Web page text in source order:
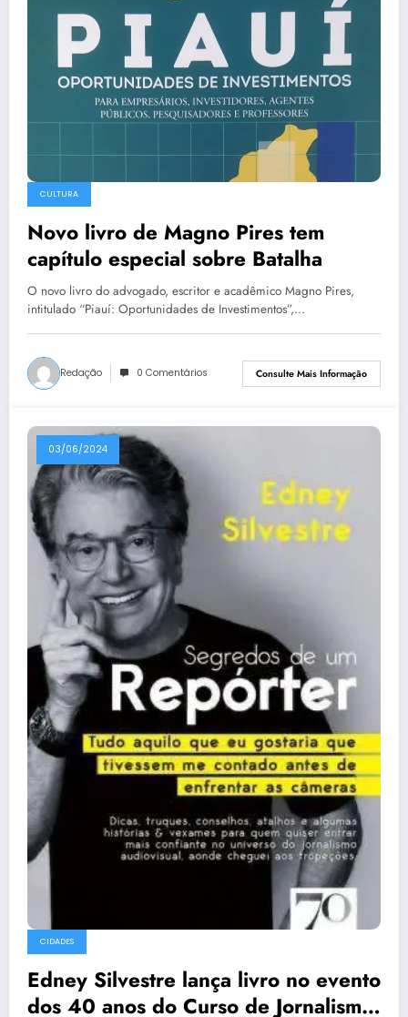
CULTURA
Novo livro de Magno Pires tem
capítulo especial sobre Batalha
O novo livro do advogado, escritor e acadêmico Magno Pires,
intitulado “Piauí: Oportunidades de Investimentos”,…
Redação 0 Comentários Consulte Mais Informação
03/06/2024
CIDADES
Edney Silvestre lança livro no evento
dos 40 anos do Curso de Jornalismo